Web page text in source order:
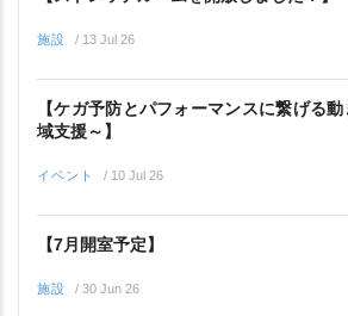
施設 / 13 Jul 26
【ケガ予防とパフォーマンスに繋げる
域支援～】
イベント / 10 Jul 26
【7月開室予定】
施設 / 30 Jun 26